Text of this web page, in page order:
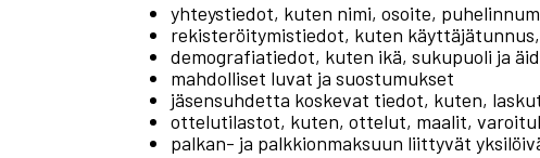
yhteystiedot, kuten nimi, osoite,
rekisteröitymistiedot, kuten
demografiatiedot, kuten ikä, sukupuoli ja
mahdolliset luvat ja suostumukset
jäsensuhdetta koskevat tiedot, kuten,
ottelutilastot, kuten, ottelut, maalit,
palkan- ja palkkionmaksuun liittyvät